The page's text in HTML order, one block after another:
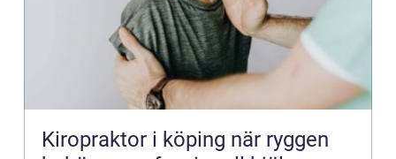
Kiropraktor i köping när ryggen